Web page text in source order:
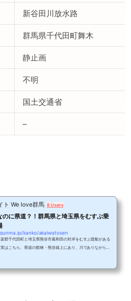
新谷田川放水路
群馬県千代田町舞木
静止画
不明
国土交通省
–
ト We love群馬 8 Users
のに県道？！群馬県と埼玉県をむすぶ乗
kanko/akaiwatosen
郡千代田町と埼玉県熊谷市葛和田の対岸をむすぶ渡船がある
はこちら、県道の館林・熊谷線上にあり、川でありながら立
します。上杉謙信の文献にも記された、歴史ある「赤岩渡